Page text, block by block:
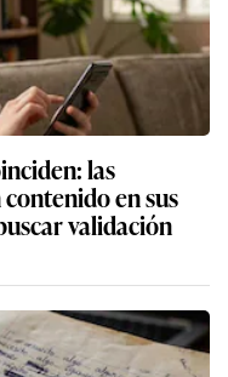
las
en sus
validación